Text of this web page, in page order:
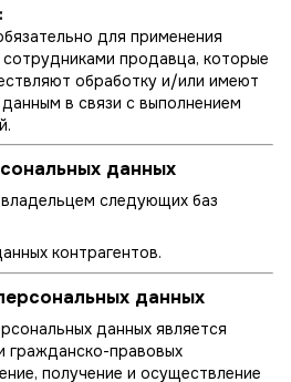
для применения
продавца, которые
обработку и/или имеют
в связи с выполнением
данных
следующих баз
контрагентов.
данных
данных является
гражданско-правовых
получение и осуществление